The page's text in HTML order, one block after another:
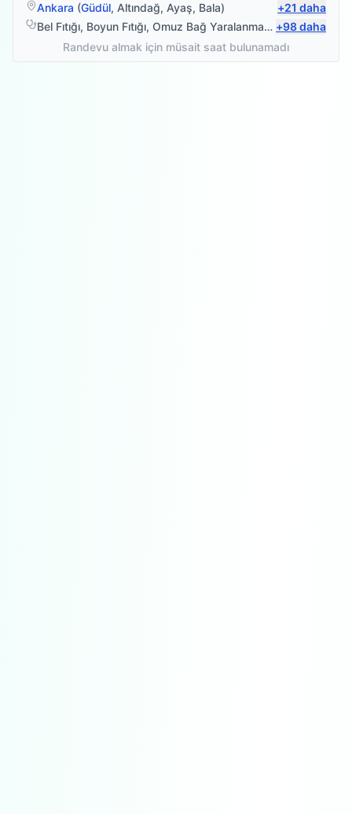
Ankara (Güdül, Altındağ, Ayaş, Bala) +21 daha
Bel Fıtığı, Boyun Fıtığı, Omuz Bağ Yaralanması ,Protez
+98daha
Randevu almak için müsait saat bulunamadı